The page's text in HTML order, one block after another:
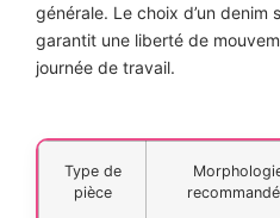
générale. Le choix d’un
garantit une liberté de
journée de travail.
Type de
pièce